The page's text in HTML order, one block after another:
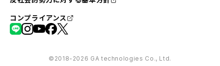
コンプライアンス
©︎2018-2026 GA technologies Co., Ltd.